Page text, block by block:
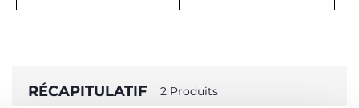
RÉCAPITULATIF
2 Produits